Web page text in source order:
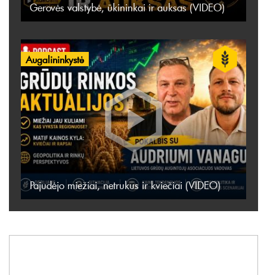
Gerovės valstybė, ūkininkai ir auksas (VIDEO)
Augalininkystė
Pajudėjo miežiai, netrukus ir kviečiai (VIDEO)